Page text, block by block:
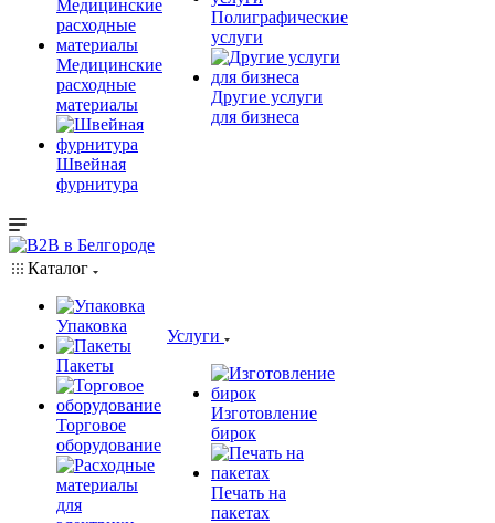
Медицинские
расходные
материалы
Швейная
фурнитура
Полиграфические
услуги
Другие услуги
для бизнеса
Каталог
Упаковка
Пакеты
Торговое
оборудование
Услуги
Изготовление
бирок
Печать на
пакетах